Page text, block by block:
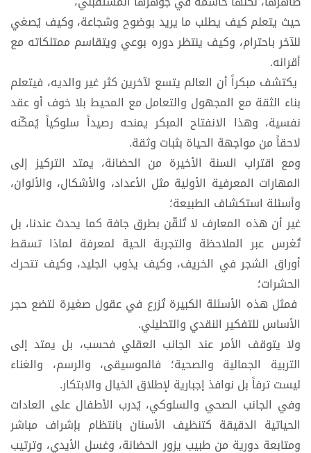
حيث يتعلم كيف يطلب ما يريد بوضوح وشجاعة، وكيف يُصغي
للآخر باحترام، وكيف ينتظر دوره بوعي ويتقاسم ممتلكاته مع
أقرانه.
يكتشف مبكراً أن العالم يتسع لآخرين كثر غير والديه، فيتعلم
بناء الثقة مع المجهول والتعامل مع المحيط بلا خوف أو عقد
نفسية، وهذا الانفتاح المبكر يمنحه رصيداً سلوكياً يُمكّنه
لاحقاً من مواجهة الحياة بثبات وثقة.
ومع اقتراب السنة الأخيرة من الحضانة، يمتد التركيز إلى
المهارات المعرفية الأولية مثل الأعداد، والأشكال، والألوان،
وأسئلة استكشاف الطبيعة؛
غير أن هذه المعارف لا تُلقّن بطرق جافة كما يحدث عندنا، بل
تُغرس عبر الملاحظة والتجربة الحية لمعرفة لماذا تسقط
أوراق الشجر في الخريف، وكيف يذوب الجليد، وكيف تتحرك
الحشرات؛
فمثل هذه الأسئلة الكبيرة تُزرع في عقول صغيرة لتضع حجر
الأساس للتفكير النقدي والتحليلي.
ولا يتوقف الأمر عند الجانب العقلي فحسب، بل يمتد إلى
التربية الجمالية والصحية؛ فالموسيقى، والرسم، والغناء
ليست ترفاً بل نوافذ إجبارية لإطلاق الخيال والابتكار.
وفي الجانب الصحي والسلوكي، يُدرب الأطفال على العادات
الحياتية الدقيقة كتنظيف الأسنان بانتظام بإشراف مباشر
ومتابعة دورية من طبيب يزور الحضانة، وغسل الأيدي، وترتيب